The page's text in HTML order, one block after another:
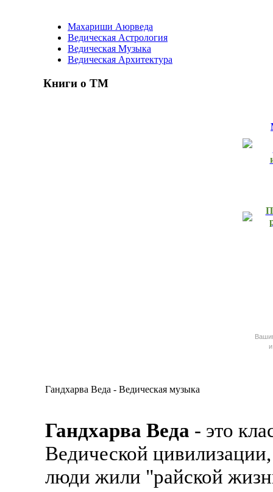
Махариши Аюрведа
Ведическая Астрология
Ведическая Музыка
Ведическая Архитектура
Книги о ТМ
Гандхарва Веда - Ведическая музыка
Гандхарва Веда - это
Ведической
люди жили "райской